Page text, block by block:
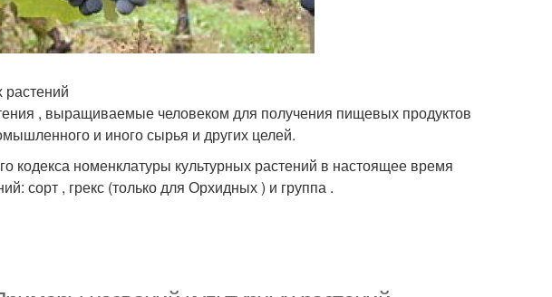
, выращиваемые человеком для получения пищевых продуктов
и иного сырья и других целей.
номенклатуры культурных растений в настоящее время
сорт , грекс (только для Орхидных ) и группа .